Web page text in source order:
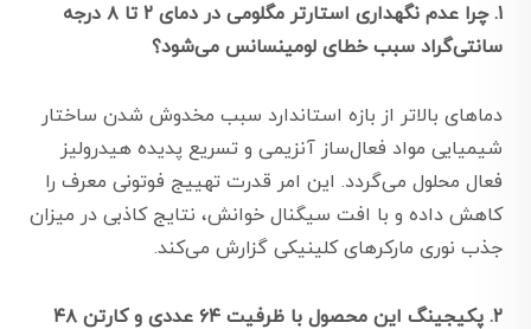
۱. چرا عدم نگهداری استارتر مگلومی در دمای ۲ تا ۸ درجه
سانتی‌گراد سبب خطای لومینسانس می‌شود؟
دماهای بالاتر از بازه استاندارد سبب مخدوش شدن ساختار
شیمیایی مواد فعال‌ساز آنزیمی و تسریع پدیده هیدرولیز
فعال محلول می‌گردد. این امر قدرت تهییج فوتونی معرف را
کاهش داده و با افت سیگنال خوانش، نتایج کاذبی در میزان
جذب نوری مارکرهای کلینیکی گزارش می‌کند.
۲. پکیجینگ این محصول با ظرفیت ۶۴ عددی و کارتن ۴۸